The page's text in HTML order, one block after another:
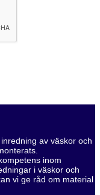
av väskor och
inom
i väskor och
vi ge råd om material